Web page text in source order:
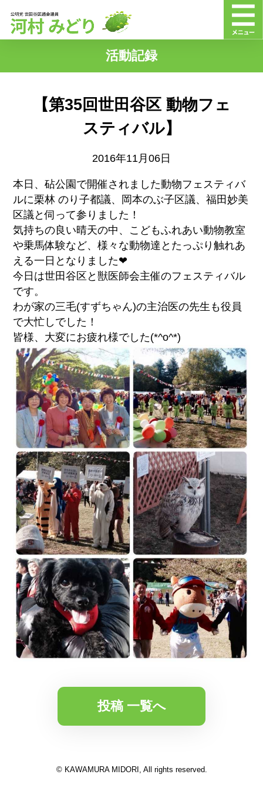
活動記録
【第35回世田谷区 動物フェ
スティバル】
2016年11月06日
本日、砧公園で開催されました動物フェスティバ
ルに栗林 のり子都議、岡本のぶ子区議、福田妙美
区議と伺って参りました！
気持ちの良い晴天の中、こどもふれあい動物教室
や乗馬体験など、様々な動物達とたっぷり触れあ
える一日となりました❤︎
今日は世田谷区と獣医師会主催のフェスティバル
です。
わが家の三毛(すずちゃん)の主治医の先生も役員
で大忙しでした！
皆様、大変にお疲れ様でした(*^o^*)
投稿 一覧へ
© KAWAMURA MIDORI, All rights reserved.